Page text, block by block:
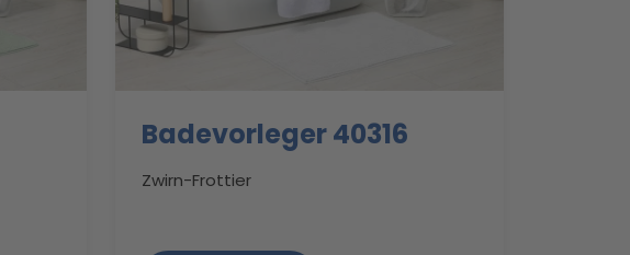
Badevorleger 40316
Zwirn-Frottier